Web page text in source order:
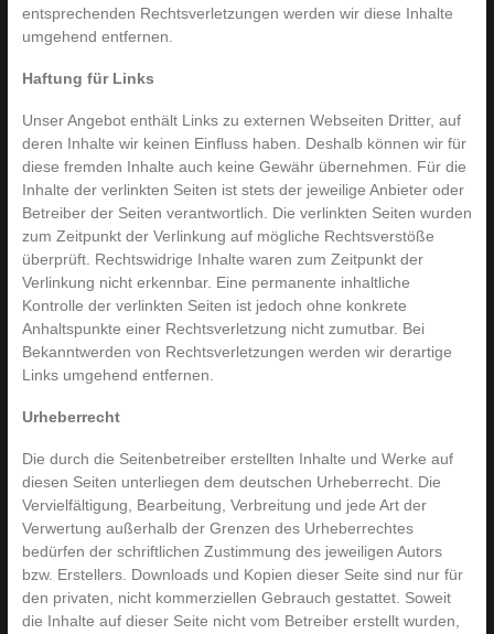
entsprechenden Rechtsverletzungen werden wir diese Inhalte
umgehend entfernen.
Haftung für Links
Unser Angebot enthält Links zu externen Webseiten Dritter, auf
deren Inhalte wir keinen Einfluss haben. Deshalb können wir für
diese fremden Inhalte auch keine Gewähr übernehmen. Für die
Inhalte der verlinkten Seiten ist stets der jeweilige Anbieter oder
Betreiber der Seiten verantwortlich. Die verlinkten Seiten wurden
zum Zeitpunkt der Verlinkung auf mögliche Rechtsverstöße
überprüft. Rechtswidrige Inhalte waren zum Zeitpunkt der
Verlinkung nicht erkennbar. Eine permanente inhaltliche
Kontrolle der verlinkten Seiten ist jedoch ohne konkrete
Anhaltspunkte einer Rechtsverletzung nicht zumutbar. Bei
Bekanntwerden von Rechtsverletzungen werden wir derartige
Links umgehend entfernen.
Urheberrecht
Die durch die Seitenbetreiber erstellten Inhalte und Werke auf
diesen Seiten unterliegen dem deutschen Urheberrecht. Die
Vervielfältigung, Bearbeitung, Verbreitung und jede Art der
Verwertung außerhalb der Grenzen des Urheberrechtes
bedürfen der schriftlichen Zustimmung des jeweiligen Autors
bzw. Erstellers. Downloads und Kopien dieser Seite sind nur für
den privaten, nicht kommerziellen Gebrauch gestattet. Soweit
die Inhalte auf dieser Seite nicht vom Betreiber erstellt wurden,